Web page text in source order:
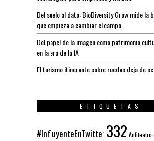
Del suelo al dato: BioDiversity Grow mide la
que empieza a cambiar el campo
Del papel de la imagen como patrimonio
en la era de la IA
El turismo itinerante sobre ruedas deja de
ETIQUETAS
#InfluyenteEnTwitter 332 Anfiteatro